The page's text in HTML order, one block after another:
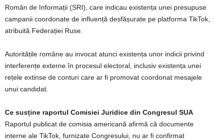
Român de Informații (SRI), care indicau existența unei presupuse
campanii coordonate de influență desfășurate pe platforma TikTok,
atribuită Federației Ruse.
Autoritățile române au invocat atunci existența unor indicii privind
interferențe externe în procesul electoral, inclusiv existența unei
rețele extinse de conturi care ar fi promovat coordonat mesajele
unui candidat.
Ce susține raportul Comisiei Juridice din Congresul SUA
Raportul publicat de comisia americană afirmă că documente
interne ale TikTok, furnizate Congresului, nu ar fi confirmat